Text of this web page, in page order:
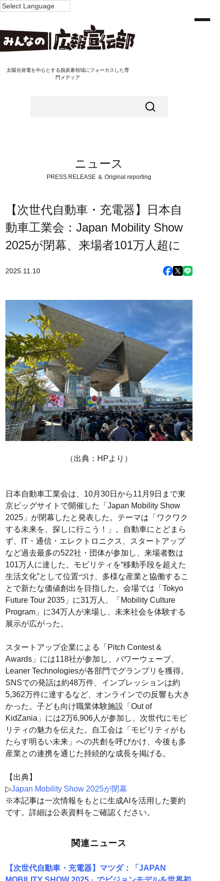
太陽光発電を中心とする脱炭素領域にフォーカスした専
門メディア
ニュース
PRESS RELEASE ＆ Original reporting
【次世代自動車・充電器】日本自
動車工業会：Japan Mobility Show
2025が閉幕、来場者101万人超に
2025.11.10
（出典：HPより）
日本自動車工業会は、10月30日から11月9日まで東
京ビッグサイトで開催した「Japan Mobility Show
2025」が閉幕したと発表した。テーマは「ワクワク
する未来を、探しに行こう！」。自動車にとどまら
ず、IT・通信・エレクトロニクス、スタートアップ
など過去最多の522社・団体が参加し、来場者数は
101万人に達した。モビリティを“移動手段を超えた
生活文化”として位置づけ、多様な産業と協働するこ
とで新たな価値創出を目指した。会場では「Tokyo
Future Tour 2035」に31万人、「Mobility Culture
Program」に34万人が来場し、未来社会を体験する
展示が広がった。
スタートアップ企業による「Pitch Contest &
Awards」には118社が参加し、パワーウェーブ、
Leaner Technologiesが各部門でグランプリを獲得。
SNSでの発話は約48万件、インプレッションは約
5,362万件に達するなど、オンラインでの反響も大き
かった。子ども向け職業体験施設「Out of
KidZania」には2万6,906人が参加し、次世代にモビ
リティの魅力を伝えた。自工会は「モビリティがも
たらす明るい未来」への共創を呼びかけ、今後も多
産業との連携を通じた持続的な成長を掲げる。
【出典】
▷Japan Mobility Show 2025が閉幕
※本記事は一次情報をもとに生成AIを活用した要約
です。詳細は公表資料をご確認ください。
関連ニュース
【次世代自動車・充電器】マツダ：「JAPAN